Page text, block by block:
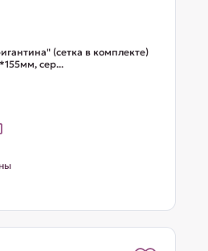
(сетка в комплекте)
сер...